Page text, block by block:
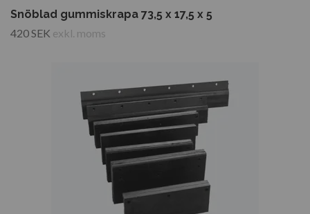
Snöblad gummiskrapa 73,5 x 17,5 x 5
420 SEK exkl. moms